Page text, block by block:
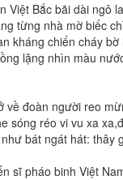
Việt Bắc bãi dài ngô
từng nhà mờ biếc
kháng chiến cháy
lặng nhìn màu
về đoàn người reo
sóng réo vi vu xa
bát ngát hát:
sĩ pháo binh Việt